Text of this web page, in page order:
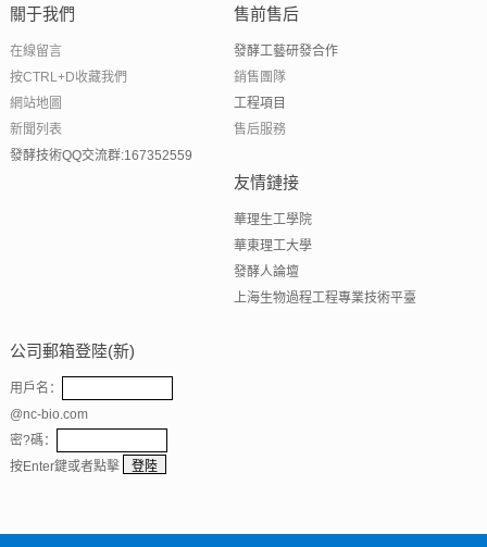
關于我們
在線留言
按CTRL+D收藏我們
網站地圖
新聞列表
發酵技術QQ交流群:167352559
售前售后
發酵工藝研發合作
銷售團隊
工程項目
售后服務
友情鏈接
華理生工學院
華東理工大學
發酵人論壇
上海生物過程工程專業技術平臺
公司郵箱登陸(新)
用戶名：
@nc-bio.com
密?碼：
按Enter鍵或者點擊